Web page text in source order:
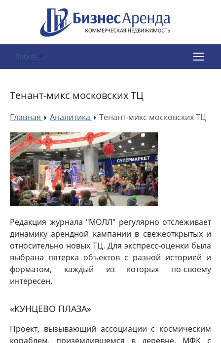
Лобня
Тенант-микс московских ТЦ
Главная »
Аналитика »
Тенант-микс московских ТЦ
Редакция журнала "МОЛЛ" регулярно отслеживает
динамику арендной кампании в свежеоткрытых и
относительно новых ТЦ. Для экспресс-оценки была
выбрана пятерка объектов с разной историей и
форматом, каждый из которых по-своему
интересен.
«КУНЦЕВО ПЛАЗА»
Проект, вызывающий ассоциации с космическим
кораблем, приземлившемся в деревне. МФК с